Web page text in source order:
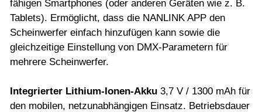
fähigen Smartphones (oder anderen Geräten wie z. B.
Tablets). Ermöglicht, dass die NANLINK APP den
Scheinwerfer einfach hinzufügen kann sowie die
gleichzeitige Einstellung von DMX-Parametern für
mehrere Scheinwerfer.
Integrierter Lithium-Ionen-Akku 3,7 V / 1300 mAh für
den mobilen, netzunabhängigen Einsatz. Betriebsdauer